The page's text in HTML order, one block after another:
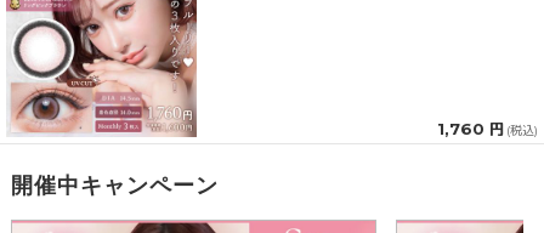
1,760 円 (税込)
開催中キャンペーン